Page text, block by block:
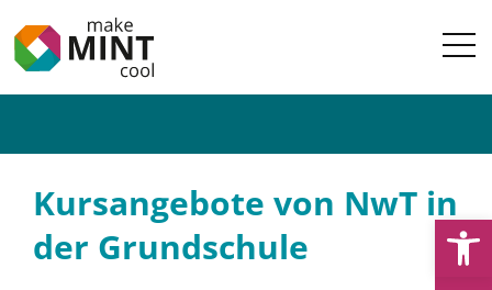
Kursangebote von NwT in
der Grundschule